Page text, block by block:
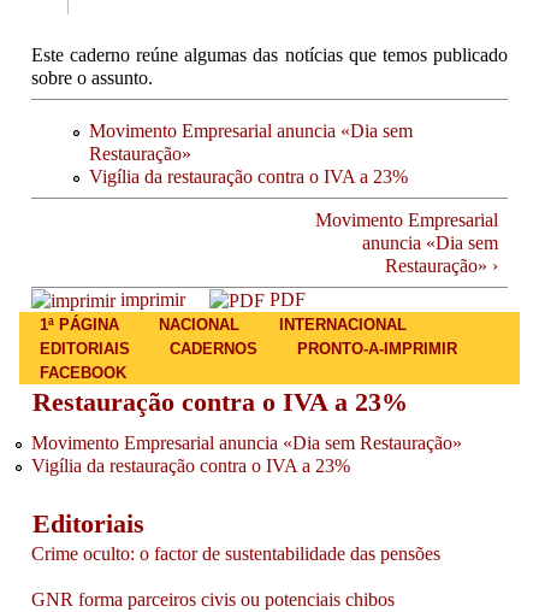
Este caderno reúne algumas das notícias que temos publicado
sobre o assunto.
Movimento Empresarial anuncia «Dia sem
Restauração»
Vigília da restauração contra o IVA a 23%
Movimento Empresarial
anuncia «Dia sem
Restauração» ›
imprimir
PDF
Main menu
1ª PÁGINA NACIONAL
INTERNACIONAL
EDITORIAIS
CADERNOS
PRONTO-A-IMPRIMIR
FACEBOOK
Restauração contra o IVA a 23%
Movimento Empresarial anuncia «Dia sem Restauração»
Vigília da restauração contra o IVA a 23%
Editoriais
Crime oculto: o factor de sustentabilidade das pensões
GNR forma parceiros civis ou potenciais chibos